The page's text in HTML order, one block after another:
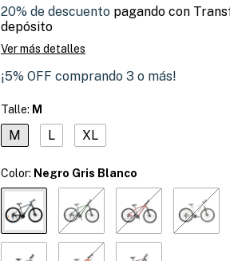
20% de descuento pagando con
depósito
Ver más detalles
¡5% OFF comprando 3 o más!
Talle: M
M L XL
Color: Negro Gris Blanco